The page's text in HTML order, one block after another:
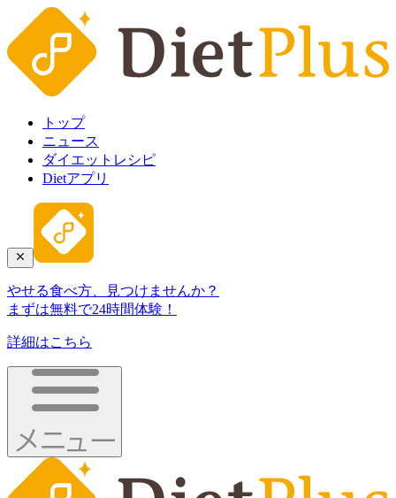
トップ
ニュース
ダイエットレシピ
Dietアプリ
やせる食べ方、見つけませんか？
まずは無料で24時間体験！
詳細はこちら